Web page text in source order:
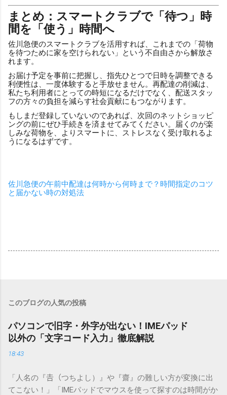
まとめ：スマートクラブで「待つ」時
間を「使う」時間へ
佐川急便のスマートクラブを活用すれば、これまでの「荷物
を待つために家を空けられない」という不自由さから解放さ
れます。
お届け予定を事前に把握し、指先ひとつで日時を調整できる
利便性は、一度体験すると手放せません。再配達の削減は、
私たち利用者にとっての時短になるだけでなく、配送スタッ
フの方々の負担を減らす社会貢献にもつながります。
もしまだ登録していないのであれば、次回のネットショッピ
ングの前にぜひ手続きを済ませてみてください。届くのが楽
しみな荷物を、よりスマートに、ストレスなく受け取れるよ
うになるはずです。
佐川急便の午前中配達は何時から何時まで？時間指定のコツ
と届かない時の対処法
このブログの人気の投稿
パソコンで旧字・外字が出ない！IMEパッド
以外の「文字コード入力」徹底解説
18:43
「人名の『𠮷（つちよし）』や『齋』の難しい方が変換に出
てこない！」「IMEパッドでマウスを使って探すのは時間がか